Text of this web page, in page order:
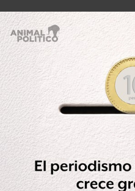
En 2009, Castañeda inició
débito de 120 millones de
que actualmente asciende
“Es lo que se debe de hacer,
cuenta nueva quizá, pero
sugirió luego de que el
exigieron con un cierre
con sus sueldos.